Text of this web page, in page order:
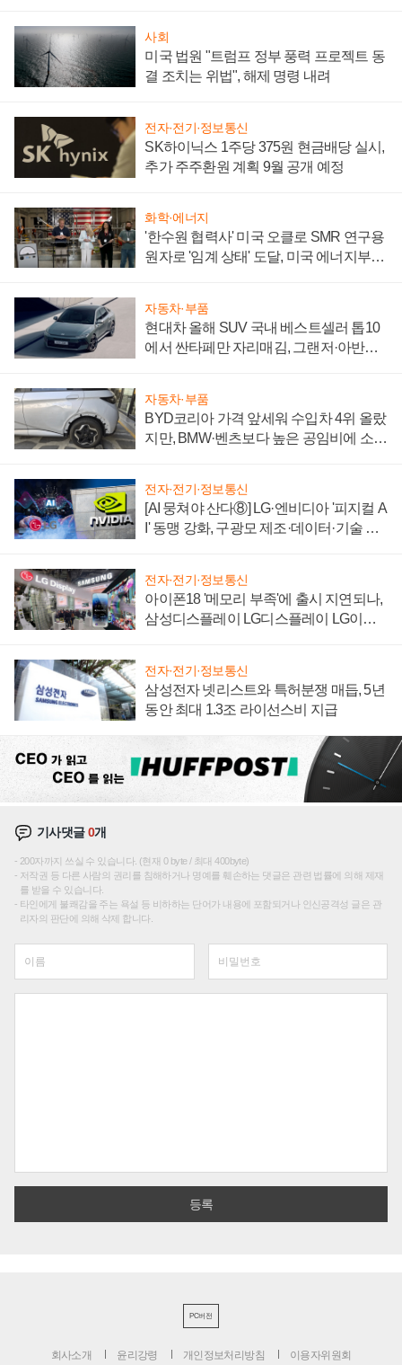
사회
미국 법원 "트럼프 정부 풍력 프로젝트 동
결 조치는 위법", 해제 명령 내려
전자·전기·정보통신
SK하이닉스 1주당 375원 현금배당 실시,
추가 주주환원 계획 9월 공개 예정
화학·에너지
'한수원 협력사' 미국 오클로 SMR 연구용
원자로 '임계 상태' 도달, 미국 에너지부
자동차·부품
현대차 올해 SUV 국내 베스트셀러 톱10
에서 싼타페만 자리매김, 그랜저·아반떼
자동차·부품
BYD코리아 가격 앞세워 수입차 4위 올랐
지만, BMW·벤츠보다 높은 공임비에 소비
전자·전기·정보통신
[AI 뭉쳐야 산다⑧] LG·엔비디아 '피지컬 A
I' 동맹 강화, 구광모 제조·데이터·기술 결
전자·전기·정보통신
아이폰18 '메모리 부족'에 출시 지연되나,
삼성디스플레이 LG디스플레이 LG이노
전자·전기·정보통신
삼성전자 넷리스트와 특허분쟁 매듭, 5년
동안 최대 1.3조 라이선스비 지급
기사댓글0개
200자까지 쓰실 수 있습니다. (현재 0 byte / 최대 400byte)
저작권 등 다른 사람의 권리를 침해하거나 명예를 훼손하는 댓글은 관련 법률에 의해 제재
를 받을 수 있습니다.
타인에게 불쾌감을 주는 욕설 등 비하하는 단어가 내용에 포함되거나 인신공격성 글은 관
리자의 판단에 의해 삭제 합니다.
PC버전
회사소개 윤리강령 개인정보처리방침 이용자위원회